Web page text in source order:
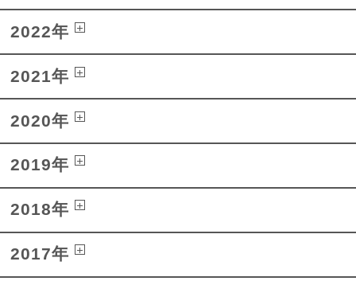
2022年
2021年
2020年
2019年
2018年
2017年